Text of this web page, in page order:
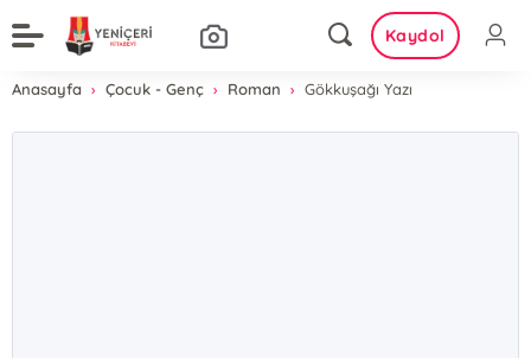
Kaydol
Anasayfa Çocuk - Genç Roman Gökkuşağı Yazı